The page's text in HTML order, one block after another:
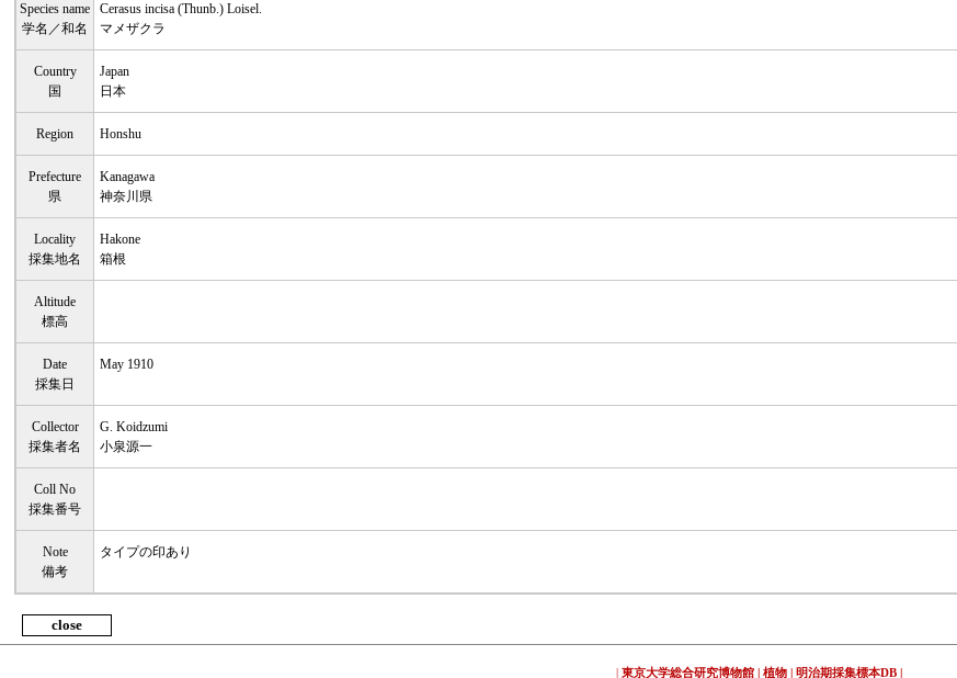
Species name
学名／和名
Cerasus incisa (Thunb.) Loisel.
マメザクラ
Country
国
Japan
日本
Region Honshu
Prefecture
県
Kanagawa
神奈川県
Locality
採集地名
Hakone
箱根
Altitude
標高
Date
採集日
May 1910
Collector
採集者名
G. Koidzumi
小泉源一
Coll No
採集番号
Note
備考
タイプの印あり
close
| 東京大学総合研究博物館| 植物| 明治期採集標本DB|